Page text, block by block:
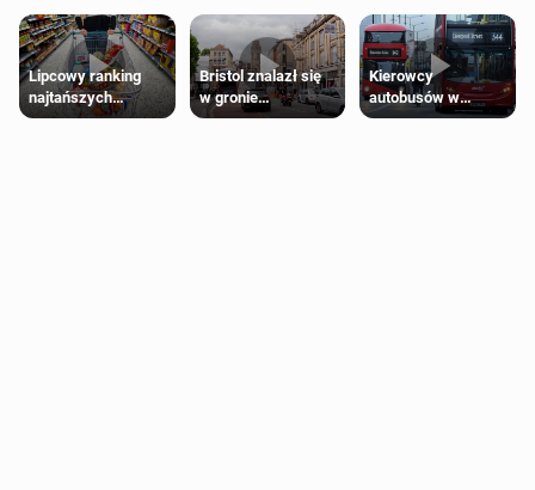
Lipcowy ranking
najtańszych
supermarketów
Bristol znalazł się
w gronie
najlepszych
Kierowcy
autobusów w
Londynie